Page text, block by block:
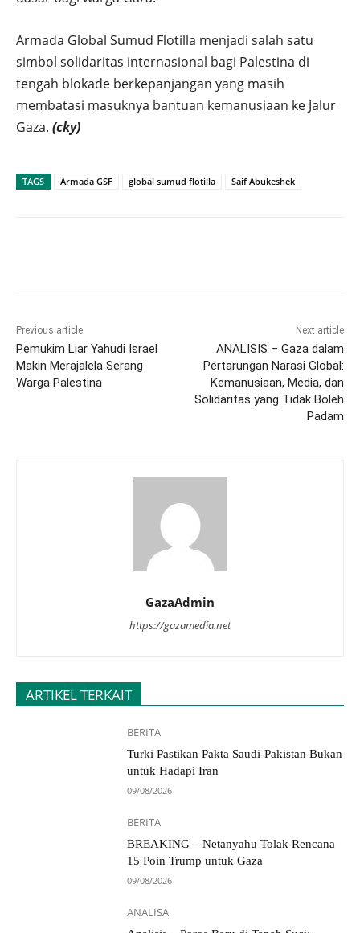
Armada Global Sumud Flotilla menjadi salah satu
simbol solidaritas internasional bagi Palestina di
tengah blokade berkepanjangan yang masih
membatasi masuknya bantuan kemanusiaan ke Jalur
Gaza. (cky)
TAGS Armada GSF global sumud flotilla Saif Abukeshek
Previous article
Pemukim Liar Yahudi Israel
Makin Merajalela Serang
Warga Palestina
Next article
ANALISIS – Gaza dalam
Pertarungan Narasi Global:
Kemanusiaan, Media, dan
Solidaritas yang Tidak Boleh
Padam
GazaAdmin
https://gazamedia.net
ARTIKEL TERKAIT
BERITA
Turki Pastikan Pakta Saudi-Pakistan Bukan
untuk Hadapi Iran
09/08/2026
BERITA
BREAKING – Netanyahu Tolak Rencana
15 Poin Trump untuk Gaza
09/08/2026
ANALISA